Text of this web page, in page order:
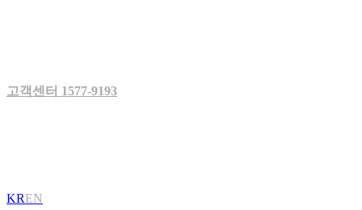
고객센터 1577-9193
KREN